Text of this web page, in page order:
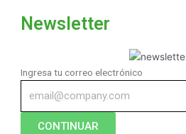
Newsletter
Ingresa tu correo electrónico
CONTINUAR